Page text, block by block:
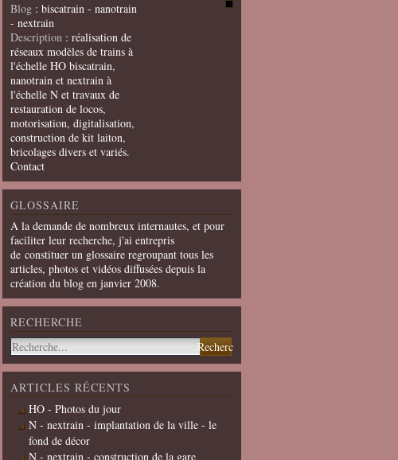
Blog : biscatrain - nanotrain
- nextrain
Description : réalisation de
réseaux modèles de trains à
l'échelle HO biscatrain,
nanotrain et nextrain à
l'échelle N et travaux de
restauration de locos,
motorisation, digitalisation,
construction de kit laiton,
bricolages divers et variés.
Contact
GLOSSAIRE
A la demande de nombreux internautes, et pour
faciliter leur recherche, j'ai entrepris
de constituer un glossaire regroupant tous les
articles, photos et vidéos diffusées depuis la
création du blog en janvier 2008.
RECHERCHE
ARTICLES RÉCENTS
HO - Photos du jour
N - nextrain - implantation de la ville - le
fond de décor
N - nextrain - construction de la gare